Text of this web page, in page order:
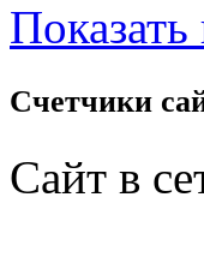
Показать
Счетчики
Сайт в